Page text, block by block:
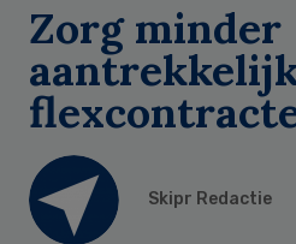
Zorg minder
Skipr Redactie